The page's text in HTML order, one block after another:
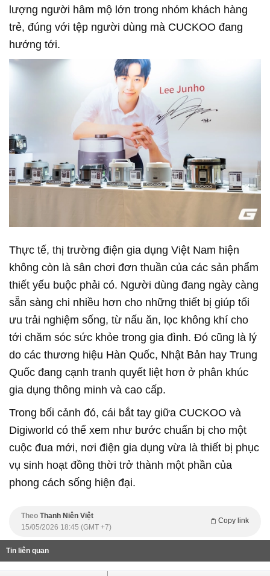
lượng người hâm mộ lớn trong nhóm khách hàng
trẻ, đúng với tệp người dùng mà CUCKOO đang
hướng tới.
Thực tế, thị trường điện gia dụng Việt Nam hiện
không còn là sân chơi đơn thuần của các sản phẩm
thiết yếu buộc phải có. Người dùng đang ngày càng
sẵn sàng chi nhiều hơn cho những thiết bị giúp tối
ưu trải nghiệm sống, từ nấu ăn, lọc không khí cho
tới chăm sóc sức khỏe trong gia đình. Đó cũng là lý
do các thương hiệu Hàn Quốc, Nhật Bản hay Trung
Quốc đang cạnh tranh quyết liệt hơn ở phân khúc
gia dụng thông minh và cao cấp.
Trong bối cảnh đó, cái bắt tay giữa CUCKOO và
Digiworld có thể xem như bước chuẩn bị cho một
cuộc đua mới, nơi điện gia dụng vừa là thiết bị phục
vụ sinh hoạt đồng thời trở thành một phần của
phong cách sống hiện đại.
Theo Thanh Niên Việt
Copy link
15/05/2026 18:45 (GMT +7)
Tin liên quan